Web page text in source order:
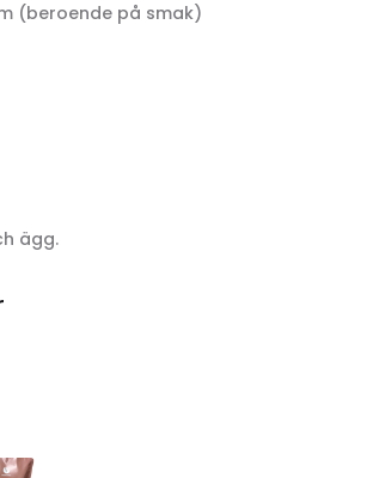
(beroende på smak)
ägg.